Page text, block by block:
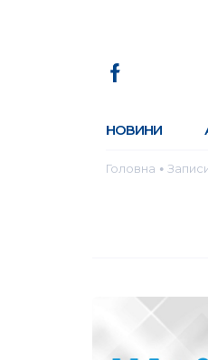
НОВИНИ
Головна ●